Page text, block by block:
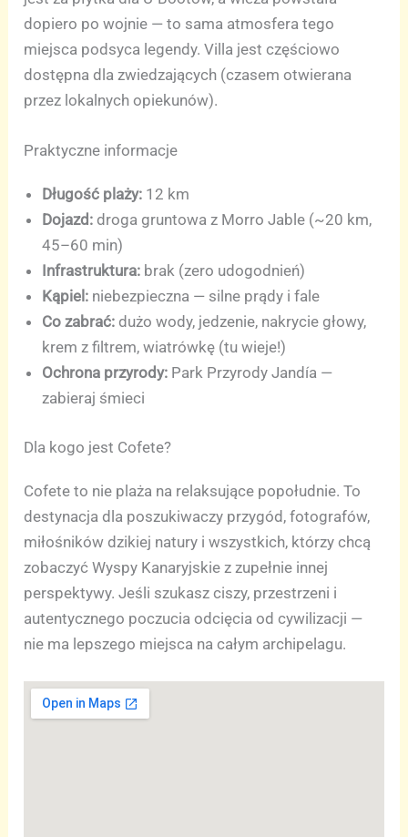
dopiero po wojnie — to sama atmosfera tego
miejsca podsyca legendy. Villa jest częściowo
dostępna dla zwiedzających (czasem otwierana
przez lokalnych opiekunów).
Praktyczne informacje
Długość plaży: 12 km
Dojazd: droga gruntowa z Morro Jable (~20 km,
45–60 min)
Infrastruktura: brak (zero udogodnień)
Kąpiel: niebezpieczna — silne prądy i fale
Co zabrać: dużo wody, jedzenie, nakrycie głowy,
krem z filtrem, wiatrówkę (tu wieje!)
Ochrona przyrody: Park Przyrody Jandía —
zabieraj śmieci
Dla kogo jest Cofete?
Cofete to nie plaża na relaksujące popołudnie. To
destynacja dla poszukiwaczy przygód, fotografów,
miłośników dzikiej natury i wszystkich, którzy chcą
zobaczyć Wyspy Kanaryjskie z zupełnie innej
perspektywy. Jeśli szukasz ciszy, przestrzeni i
autentycznego poczucia odcięcia od cywilizacji —
nie ma lepszego miejsca na całym archipelagu.